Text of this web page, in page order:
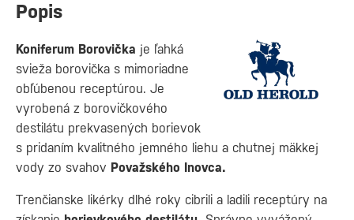
Popis
Koniferum Borovička je ľahká
svieža borovička s mimoriadne
obľúbenou receptúrou. Je
vyrobená z borovičkového
destilátu prekvasených borievok
s pridaním kvalitného jemného liehu a chutnej mäkkej
vody zo svahov Považského Inovca.
Trenčianske likérky dlhé roky cibrili a ladili receptúry na